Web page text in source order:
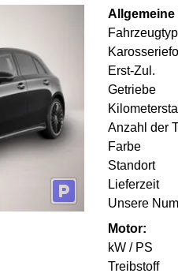
Allgemeine
Fahrzeugtyp
Erst-Zul.
Getriebe
Anzahl der
Farbe
Standort
Lieferzeit
Unsere
Motor:
kW / PS
Treibstoff